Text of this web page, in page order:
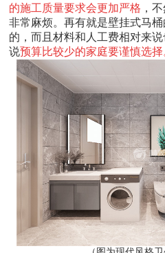
的施工质量要求会更加严格 ，
非常麻烦。再有就是壁挂式马
的，而且材料和人工费相对来
说预算比较少的家庭要谨慎选择